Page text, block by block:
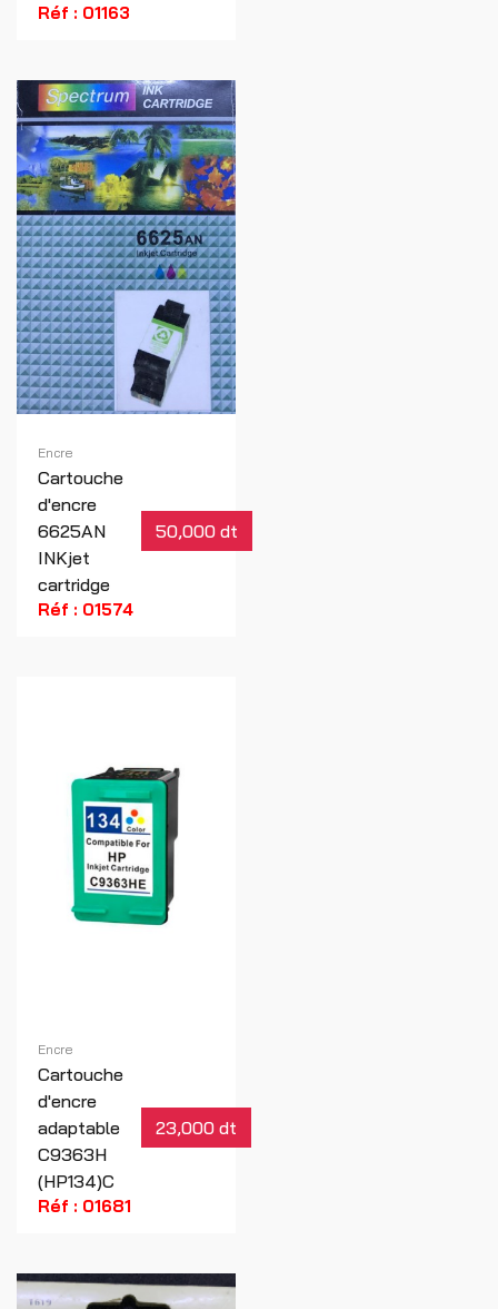
Réf : 01163
Encre
Cartouche
d'encre
6625AN
INKjet
cartridge
50,000 dt
Réf : 01574
Encre
Cartouche
d'encre
adaptable
C9363H
(HP134)C
23,000 dt
Réf : 01681